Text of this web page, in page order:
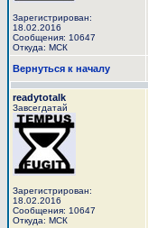
Зарегистрирован:
18.02.2016
Сообщения: 10647
Откуда: МСК
Вернуться к началу
readytotalk
Завсегдатай
Зарегистрирован:
18.02.2016
Сообщения: 10647
Откуда: МСК